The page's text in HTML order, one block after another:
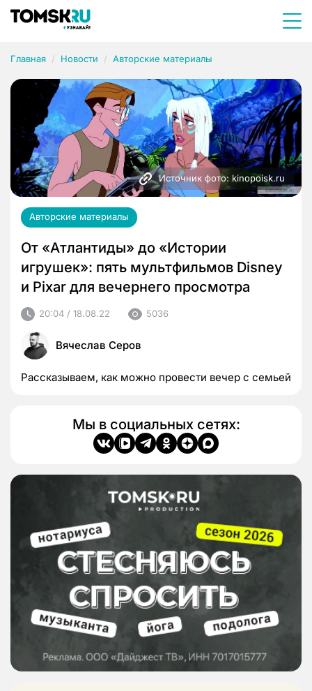
Главная Новости Авторские материалы
Источник фото: kinopoisk.ru
Авторские материалы
От «Атлантиды» до «Истории
игрушек»: пять мультфильмов Disney
и Pixar для вечернего просмотра
20:04 / 18.08.22 5036
Вячеслав Серов
Рассказываем, как можно провести вечер с семьей
Мы в социальных сетях: